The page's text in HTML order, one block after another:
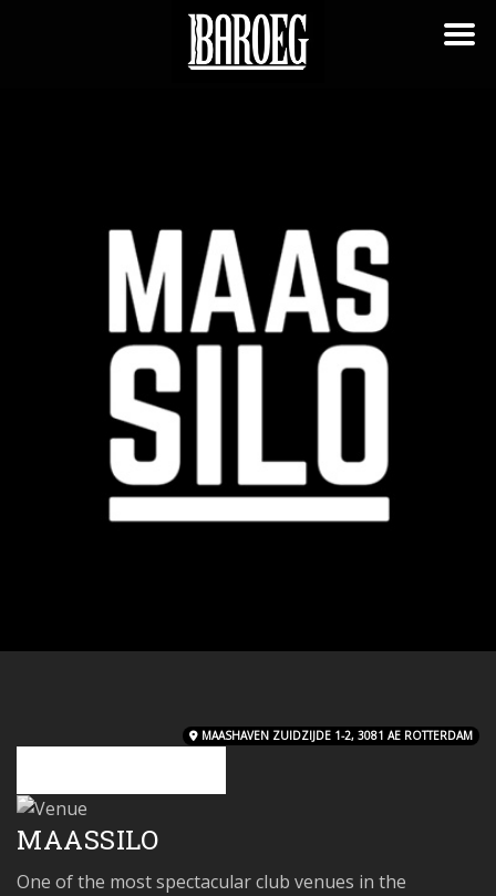
MAASHAVEN ZUIDZIJDE 1-2, 3081 AE ROTTERDAM
MAASSILO
One of the most spectacular club venues in the